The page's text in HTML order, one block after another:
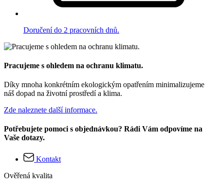
Doručení do 2 pracovních dnů.
Pracujeme s ohledem na ochranu klimatu.
Díky mnoha konkrétním ekologickým opatřením minimalizujeme
náš dopad na životní prostředí a klima.
Zde naleznete další informace.
Potřebujete pomoci s objednávkou? Rádi Vám odpovíme na
Vaše dotazy.
Kontakt
Ověřená kvalita